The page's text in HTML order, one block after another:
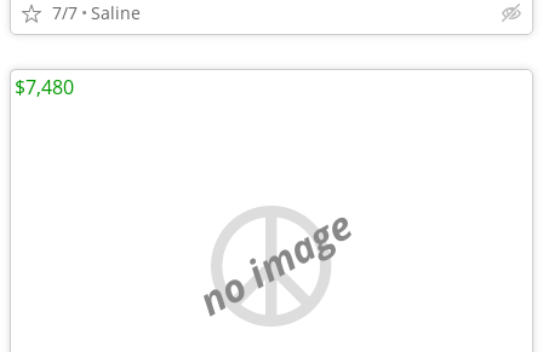
7/7 Saline
no image
$7,480